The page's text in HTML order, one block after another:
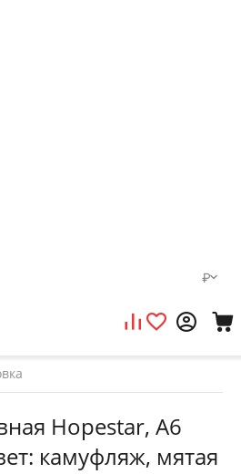
₽
Hopestar, A6
камуфляж, мятая